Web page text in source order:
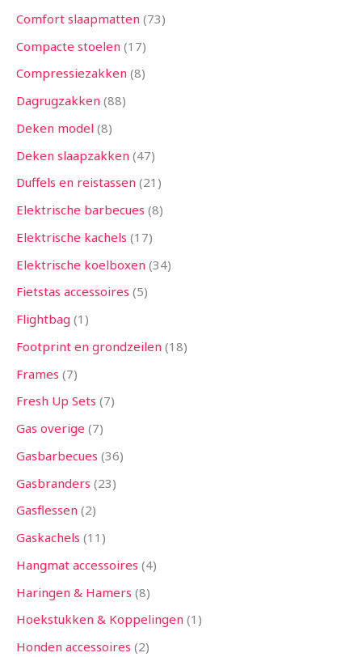
Comfort slaapmatten 73
Compacte stoelen 17
Compressiezakken 8
Dagrugzakken 88
Deken model 8
Deken slaapzakken 47
Duffels en reistassen 21
Elektrische barbecues 8
Elektrische kachels 17
Elektrische koelboxen 34
Fietstas accessoires 5
Flightbag 1
Footprint en grondzeilen 18
Frames 7
Fresh Up Sets 7
Gas overige 7
Gasbarbecues 36
Gasbranders 23
Gasflessen 2
Gaskachels 11
Hangmat accessoires 4
Haringen & Hamers 8
Hoekstukken & Koppelingen 1
Honden accessoires 2